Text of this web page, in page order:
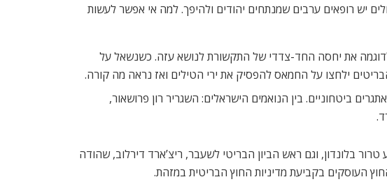
יש רופאים ערבים שמנתחים יהודים ולהיפך. למה אי אפשר לעשות
לדוגמה את יחסה החד-צדדי של התקשורת לנושא עזה. כשנשאל על
ילחצו על החמאס להפסיק את ירי הטילים ואז נראה מה קורה.
ביטחוניים. בין הנואמים הישראלים: השגריר רון פרושאור,
בלונדון, וגם ראש הביון הבריטי לשעבר, ריצ’ארד דירלוב, שהודה
העוסקים בקביעת מדיניות החוץ הבריטית במזהת.